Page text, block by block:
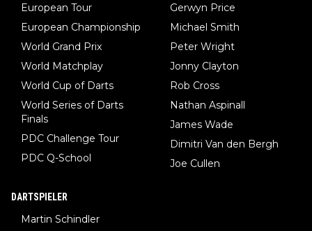
European Tour
European Championship
World Grand Prix
World Matchplay
World Cup of Darts
World Series of Darts
Finals
PDC Challenge Tour
PDC Q-School
Gerwyn Price
Michael Smith
Peter Wright
Jonny Clayton
Rob Cross
Nathan Aspinall
James Wade
Dimitri Van den Bergh
Joe Cullen
DARTSPIELER
Martin Schindler